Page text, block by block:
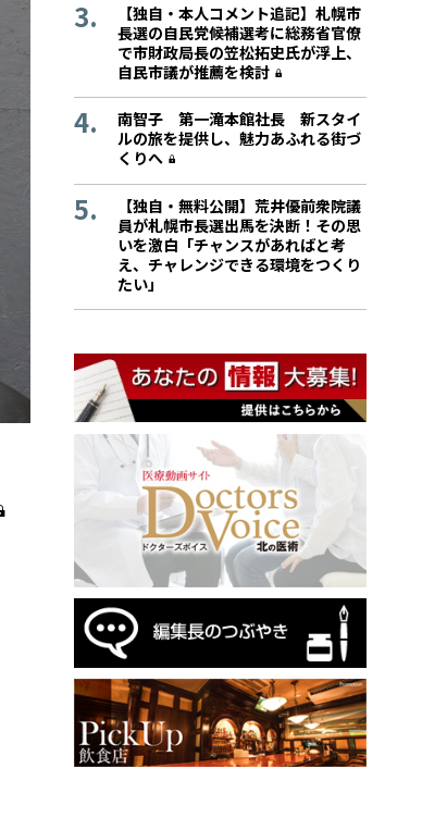
【独自・本人コメント追記】札幌市
長選の自民党候補選考に総務省官僚
で市財政局長の笠松拓史氏が浮上、
自民市議が推薦を検討
南智子 第一滝本館社長 新スタイ
ルの旅を提供し、魅力あふれる街づ
くりへ
【独自・無料公開】荒井優前衆院議
員が札幌市長選出馬を決断！その思
いを激白「チャンスがあればと考
え、チャレンジできる環境をつくり
たい」